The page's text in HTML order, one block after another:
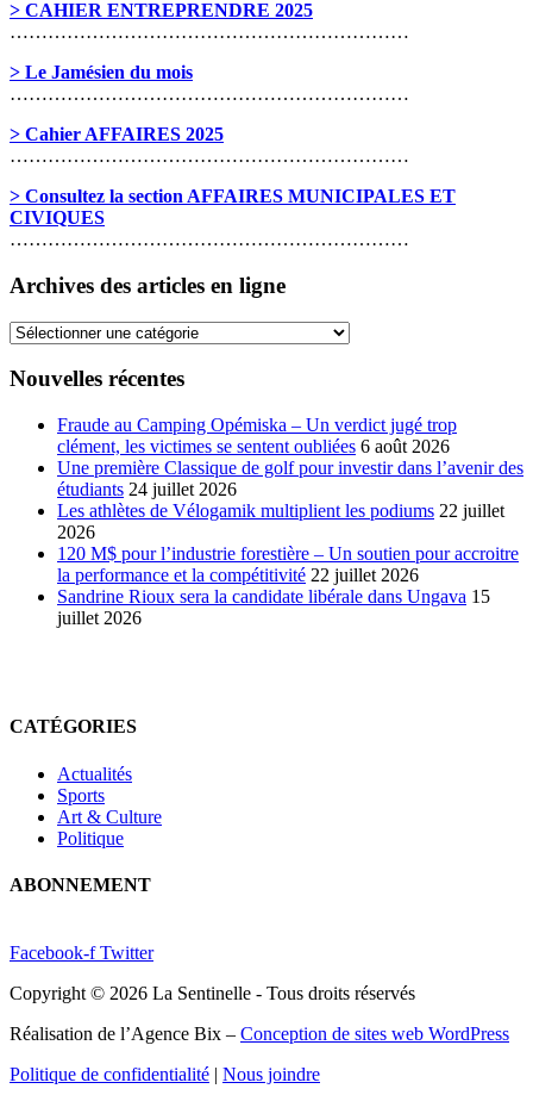
> CAHIER ENTREPRENDRE 2025
………………………………………………………
> Le Jamésien du mois
………………………………………………………
> Cahier AFFAIRES 2025
………………………………………………………
> Consultez la section AFFAIRES MUNICIPALES ET
CIVIQUES
………………………………………………………
Archives des articles en ligne
Archives
articles
Nouvelles récentes
Fraude au Camping Opémiska – Un verdict jugé trop
clément, les victimes se sentent oubliées 6 août 2026
Une première Classique de golf pour investir dans l’avenir des
étudiants 24 juillet 2026
Les athlètes de Vélogamik multiplient les podiums 22 juillet
2026
120 M$ pour l’industrie forestière – Un soutien pour accroitre
la performance et la compétitivité 22 juillet 2026
Sandrine Rioux sera la candidate libérale dans Ungava 15
juillet 2026
CATÉGORIES
Actualités
Sports
Art & Culture
Politique
ABONNEMENT
Facebook-f Twitter
Copyright © 2026 La Sentinelle - Tous droits réservés
Réalisation de l’Agence Bix – Conception de sites web WordPress
Politique de confidentialité | Nous joindre